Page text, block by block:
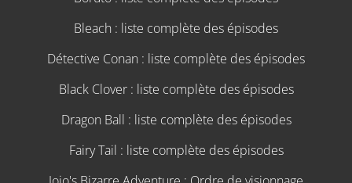
Bleach : liste complète des épisodes
Détective Conan : liste complète des épisodes
Black Clover : liste complète des épisodes
Dragon Ball : liste complète des épisodes
Fairy Tail : liste complète des épisodes